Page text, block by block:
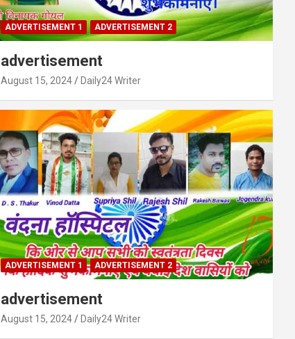
ADVERTISEMENT 1 ADVERTISEMENT 2
advertisement
August 15, 2024 Daily24 Writer
ADVERTISEMENT 1 ADVERTISEMENT 2
advertisement
August 15, 2024 Daily24 Writer